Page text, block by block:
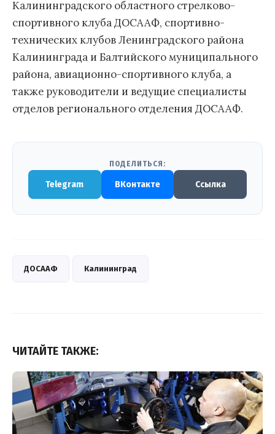
Калининградского областного стрелково-
спортивного клуба ДОСААФ, спортивно-
технических клубов Ленинградского района
Калининграда и Балтийского муниципального
района, авиационно-спортивного клуба, а
также руководители и ведущие специалисты
отделов регионального отделения ДОСААФ.
ПОДЕЛИТЬСЯ:
Telegram ВКонтакте Ссылка
ДОСААФ Калининград
ЧИТАЙТЕ ТАКЖЕ: